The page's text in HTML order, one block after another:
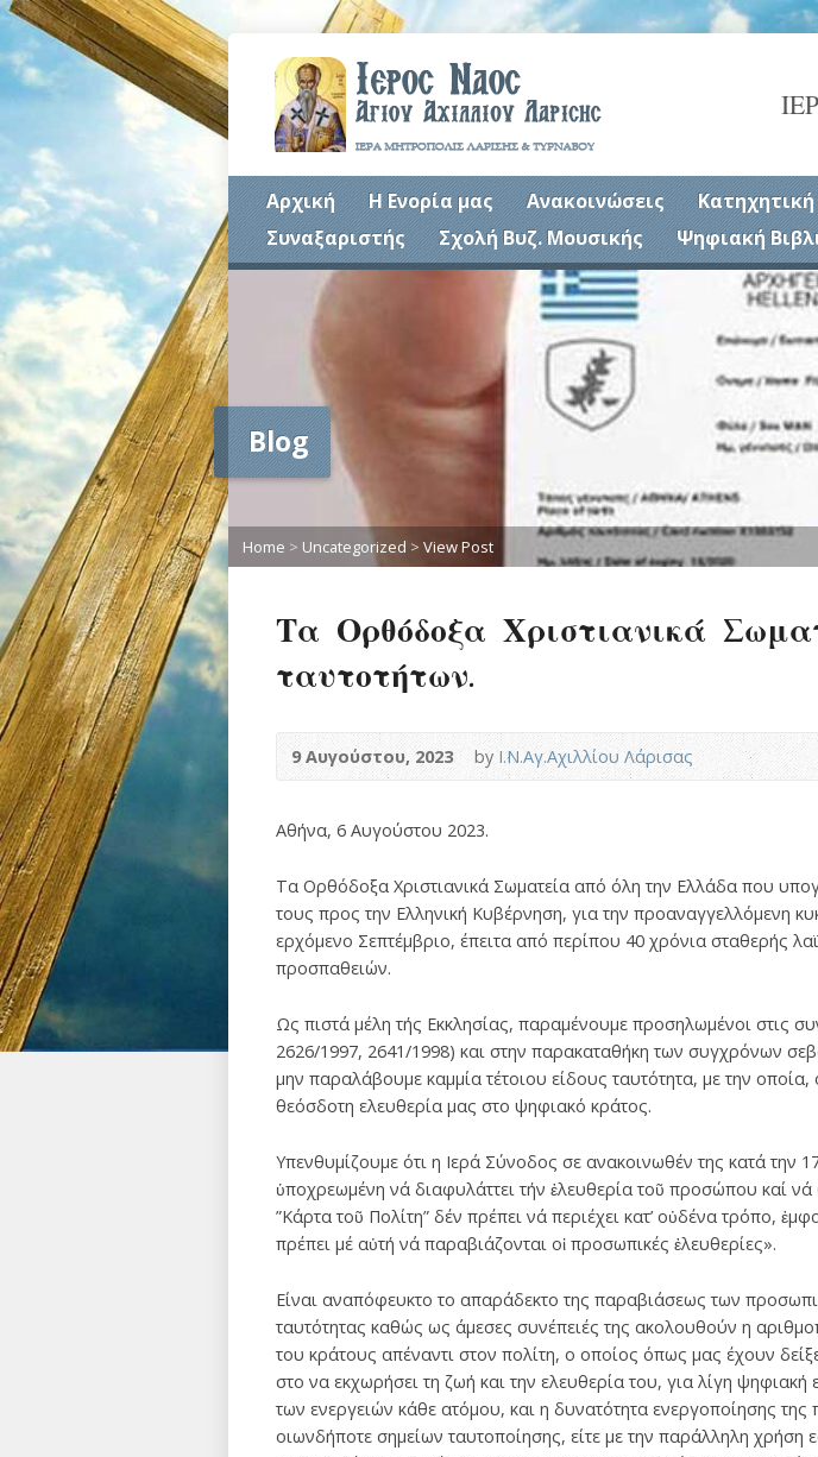
Αρχική Η Ενορία μας Ανακοινώσεις
Συναξαριστής
Σχολή Βυζ. Μουσικής Ψηφιακή
Blog
Home > Uncategorized > View Post
Τα Ορθόδοξα Χριστιανικά
ταυτοτήτων.
9 Αυγούστου, 2023 byΙ.Ν.Αγ.Αχιλλίου Λάρισας
Αθήνα, 6 Αυγούστου 2023.
Τα Ορθόδοξα Χριστιανικά Σωματεία από όλη την Ελλάδα που
τους προς την Ελληνική Κυβέρνηση, για την προαναγγελλόμενη
ερχόμενο Σεπτέμβριο, έπειτα από περίπου 40 χρόνια σταθερής
προσπαθειών.
Ως πιστά μέλη τής Εκκλησίας, παραμένουμε προσηλωμένοι στις
2626/1997, 2641/1998) και στην παρακαταθήκη των συγχρόνων
μην παραλάβουμε καμμία τέτοιου είδους ταυτότητα, με την
θεόσδοτη ελευθερία μας στο ψηφιακό κράτος.
Υπενθυμίζουμε ότι η Ιερά Σύνοδος σε ανακοινωθέν της κατά την
ὑποχρεωμένη νά διαφυλάττει τήν ἐλευθερία τοῦ προσώπου καί νά
”Κάρτα τοῦ Πολίτη” δέν πρέπει νά περιέχει κατ’ οὐδένα τρόπο,
πρέπει μέ αὐτή νά παραβιάζονται οἱ προσωπικές ἐλευθερίες».
Είναι αναπόφευκτο το απαράδεκτο της παραβιάσεως των
ταυτότητας καθώς ως άμεσες συνέπειές της ακολουθούν η
του κράτους απέναντι στον πολίτη, ο οποίος όπως μας έχουν
στο να εκχωρήσει τη ζωή και την ελευθερία του, για λίγη ψηφιακή
των ενεργειών κάθε ατόμου, και η δυνατότητα ενεργοποίησης
οιωνδήποτε σημείων ταυτοποίησης, είτε με την παράλληλη